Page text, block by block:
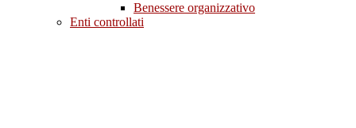
Benessere organizzativo
Enti controllati